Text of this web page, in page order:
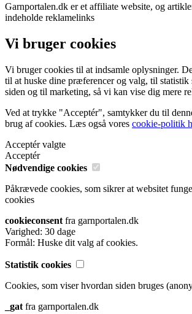
Garnportalen.dk er et affiliate website, og
indeholde reklamelinks
Vi bruger cookies
Vi bruger cookies til at indsamle oplysninger.
til at huske dine præferencer og valg, til statistik
siden og til marketing, så vi kan vise dig mere
Ved at trykke "Acceptér", samtykker du til
brug af cookies. Læs også vores cookie-politik
Acceptér valgte
Acceptér
Nødvendige cookies
Påkrævede cookies, som sikrer at websitet
cookies
cookieconsent fra garnportalen.dk
Varighed: 30 dage
Formål: Huske dit valg af cookies.
Statistik cookies
Cookies, som viser hvordan siden bruges
_gat fra garnportalen.dk